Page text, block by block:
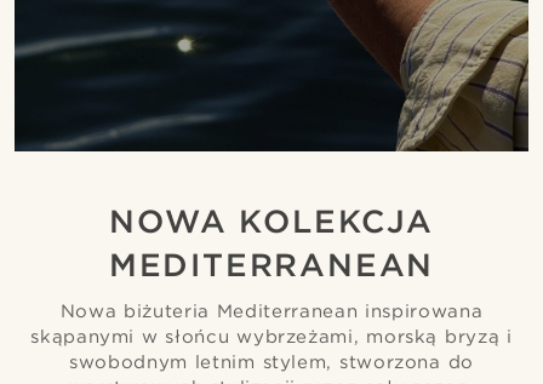
NOWA KOLEKCJA
MEDITERRANEAN
Nowa biżuteria Mediterranean inspirowana
skąpanymi w słońcu wybrzeżami, morską bryzą i
swobodnym letnim stylem, stworzona do